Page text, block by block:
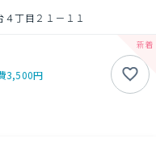
丁目２１－１１
3,500円